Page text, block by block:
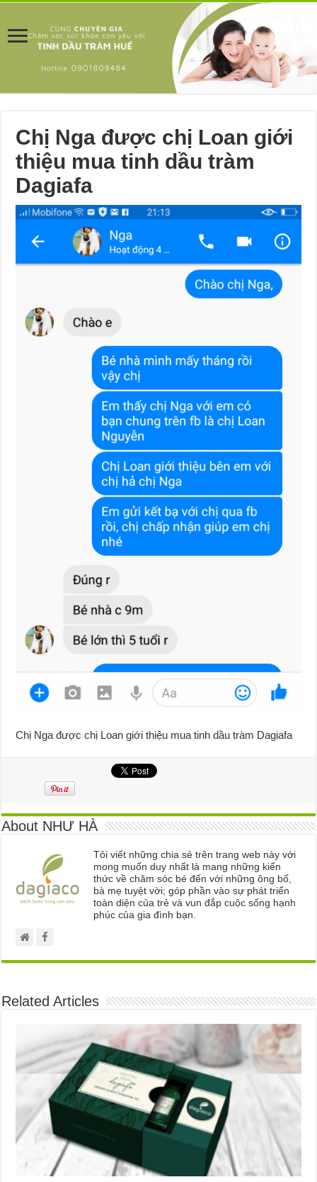
Chị Nga được chị Loan giới
thiệu mua tinh dầu tràm
Dagiafa
Chị Nga được chị Loan giới thiệu mua tinh dầu tràm Dagiafa
About NHƯ HÀ
Tôi viết những chia sẻ trên trang web này với
mong muốn duy nhất là mang những kiến
thức về chăm sóc bé đến với những ông bố,
bà mẹ tuyệt vời; góp phần vào sự phát triển
toàn diện của trẻ và vun đắp cuộc sống hạnh
phúc của gia đình bạn.
Related Articles